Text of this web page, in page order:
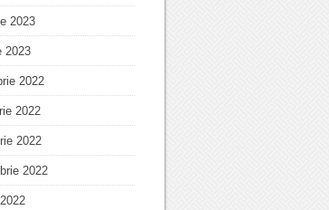
2023
2023
2022
2022
2022
2022